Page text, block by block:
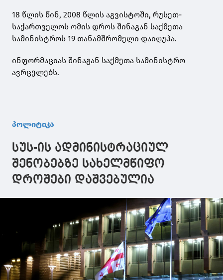
18 წლის წინ, 2008 წლის აგვისტოში, რუსეთ-
საქართველოს ომის დროს შინაგან საქმეთა
სამინისტროს 19 თანამშრომელი დაიღუპა.
ინფორმაციას შინაგან საქმეთა სამინისტრო
ავრცელებს.
პოლიტიკა
სუს-ის ადმინისტრაციულ
შენობებზე სახელმწიფო
დროშები დაშვებულია